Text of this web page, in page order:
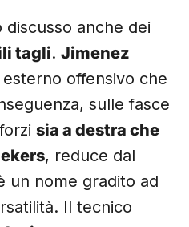
anche dei
tagli. Jimenez
offensivo che
sulle fasce
sia a destra che
, reduce dal
un nome gradito ad
Il tecnico